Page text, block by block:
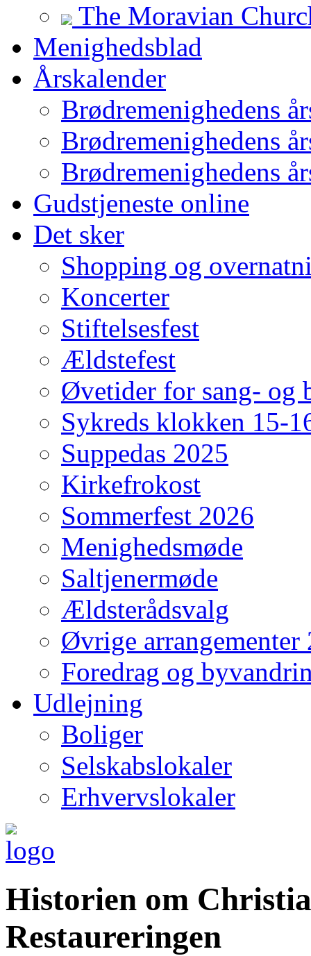
The Moravian
Menighedsblad
Årskalender
Brødremenighedens
Brødremenighedens
Brødremenighedens
Gudstjeneste online
Det sker
Shopping og
Koncerter
Stiftelsesfest
Ældstefest
Øvetider for sang- og
Sykreds klokken 15-
Suppedas 2025
Kirkefrokost
Sommerfest 2026
Menighedsmøde
Saltjenermøde
Ældsterådsvalg
Øvrige arrangementer
Foredrag og
Udlejning
Boliger
Selskabslokaler
Erhvervslokaler
Historien om
Restaureringen